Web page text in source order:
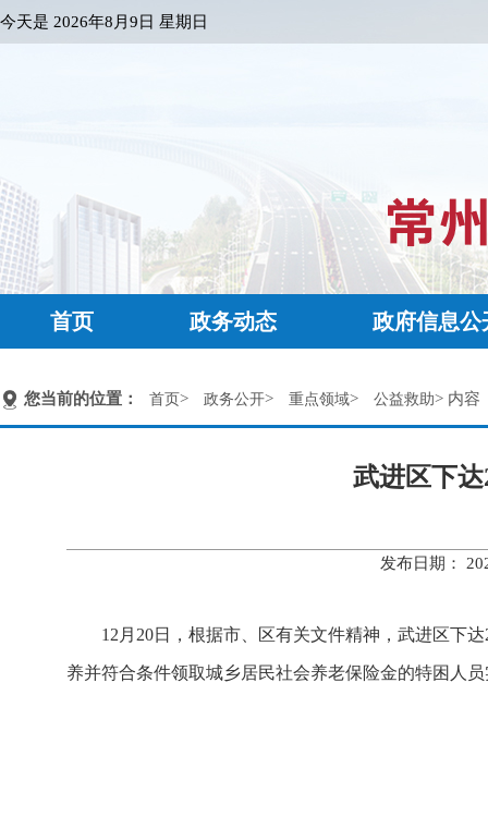
今天是 2026年8月9日 星期日
首页 政务动态 政府信息公
您当前的位置： 首页> 政务公开> 重点领域> 公益救助> 内容
武进区下
发布日期：
12月20日，根据市、区有关文件精神，武进区下
养并符合条件领取城乡居民社会养老保险金的特困人